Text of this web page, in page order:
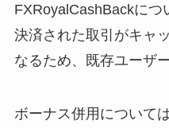
FXRoyalCashBackにつ
決済された取引がキャ
なるため、既存ユーザ
ボーナス併用について